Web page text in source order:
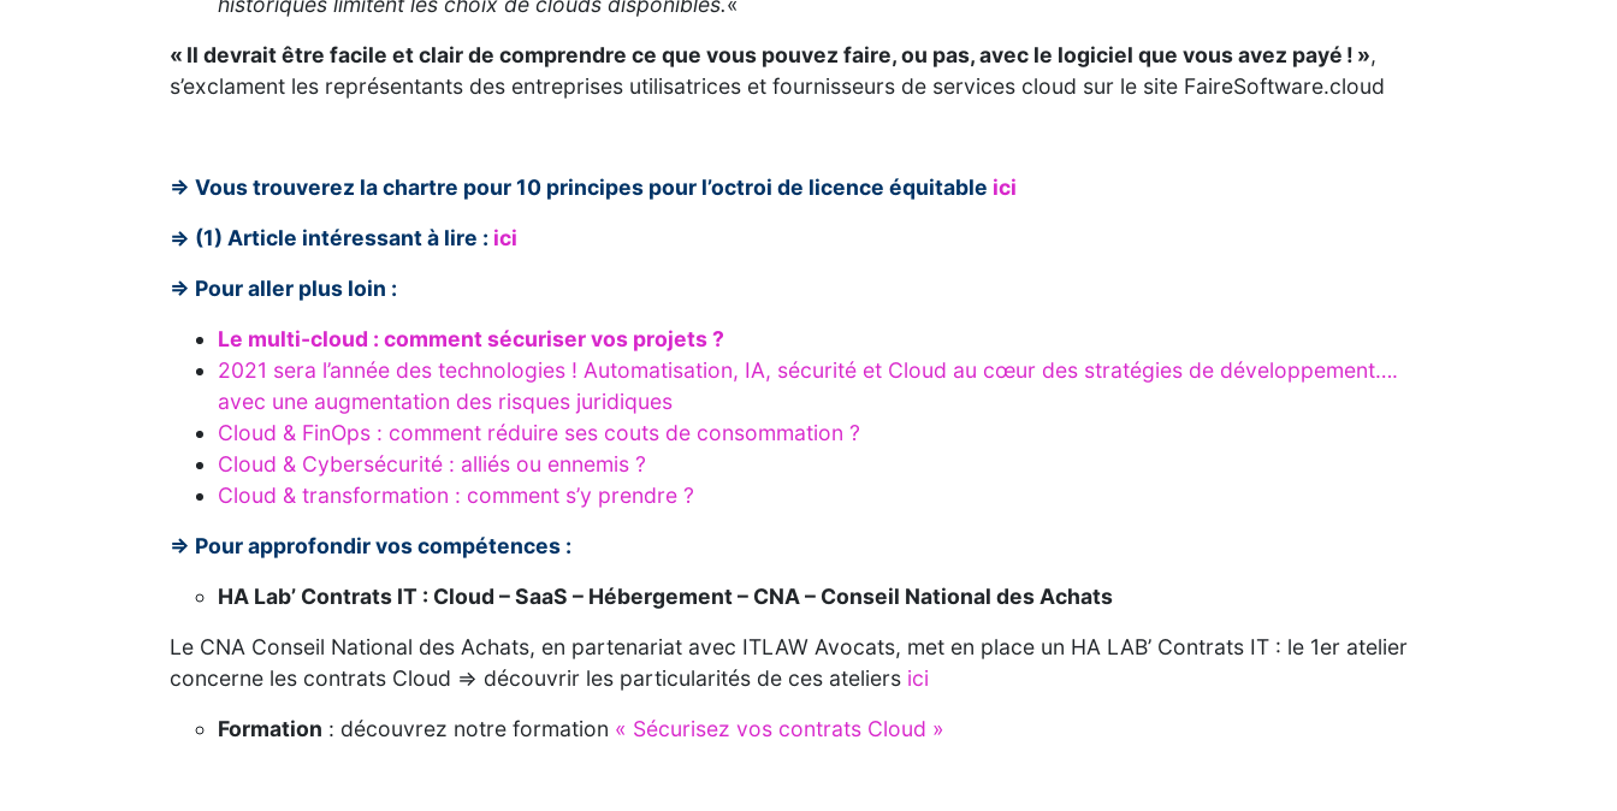
« Il devrait être facile et clair de comprendre ce que vous pouvez faire, ou pas, avec le logiciel que vous avez payé ! »,
s’exclament les représentants des entreprises utilisatrices et fournisseurs de services cloud sur le site FaireSoftware.cloud
=> Vous trouverez la chartre pour 10 principes pour l’octroi de licence équitable ici
=> (1) Article intéressant à lire : ici
=> Pouraller plus loin :
Le multi-cloud : comment sécuriser vos projets ?
2021 sera l’année des technologies ! Automatisation, IA, sécurité et Cloud au cœur des stratégies de développement….
avec une augmentation des risques juridiques
Cloud & FinOps : comment réduire ses couts de consommation ?
Cloud & Cybersécurité : alliés ou ennemis ?
Cloud & transformation : comment s’y prendre ?
=> Pour approfondir vos compétences :
HA Lab’ Contrats IT : Cloud – SaaS – Hébergement – CNA – Conseil National des Achats
Le CNA Conseil National des Achats, en partenariat avec ITLAW Avocats, met en place un HA LAB’ Contrats IT : le 1er atelier
concerne les contrats Cloud => découvrir les particularités de ces ateliers ici
Formation : découvrez notre formation « Sécurisez vos contrats Cloud »